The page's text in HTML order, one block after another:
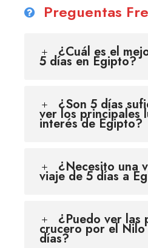
Preguentas
¿Cuál es el
5 días en Egipto?
¿Son 5 días
ver los principales
interés de Egipto?
¿Necesito una
viaje de 5 días a
¿Puedo ver las
crucero por el
días?